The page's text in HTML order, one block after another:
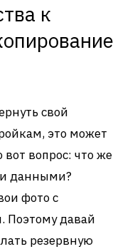
к
свой
это может
вопрос: что же
данными?
фото с
Поэтому давай
резервную